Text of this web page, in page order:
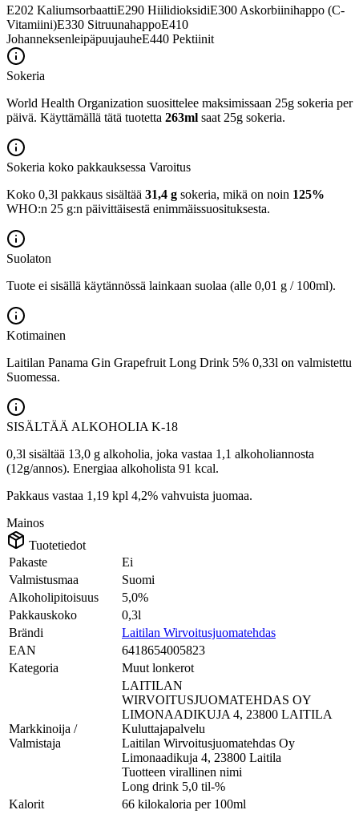
E202 KaliumsorbaattiE290 HiilidioksidiE300 Askorbiinihappo (C-
Vitamiini)E330 SitruunahappoE410
JohanneksenleipäpuujauheE440 Pektiinit
Sokeria
World Health Organization suosittelee maksimissaan 25g sokeria per
päivä. Käyttämällä tätä tuotetta 263ml saat 25g sokeria.
Sokeria koko pakkauksessa Varoitus
Koko 0,3l pakkaus sisältää 31,4 g sokeria, mikä on noin 125%
WHO:n 25 g:n päivittäisestä enimmäissuosituksesta.
Suolaton
Tuote ei sisällä käytännössä lainkaan suolaa (alle 0,01 g / 100ml).
Kotimainen
Laitilan Panama Gin Grapefruit Long Drink 5% 0,33l on valmistettu
Suomessa.
SISÄLTÄÄ ALKOHOLIA K-18
0,3l sisältää 13,0 g alkoholia, joka vastaa 1,1 alkoholiannosta
(12g/annos). Energiaa alkoholista 91 kcal.
Pakkaus vastaa 1,19 kpl 4,2% vahvuista juomaa.
Mainos
Tuotetiedot
Pakaste
Ei
Valmistusmaa
Suomi
Alkoholipitoisuus
5,0%
Pakkauskoko
0,3l
Brändi
Laitilan Wirvoitusjuomatehdas
EAN
6418654005823
Kategoria
Muut lonkerot
Markkinoija /
Valmistaja
LAITILAN
WIRVOITUSJUOMATEHDAS OY
LIMONAADIKUJA 4, 23800 LAITILA
Kuluttajapalvelu
Laitilan Wirvoitusjuomatehdas Oy
Limonaadikuja 4, 23800 Laitila
Tuotteen virallinen nimi
Long drink 5,0 til-%
Kalorit
66 kilokaloria per 100ml